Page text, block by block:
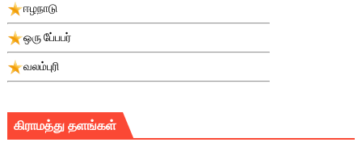
ஈழநாடு
ஒரு பே்பபர்
வலம்புரி
கிராமத்து தளங்கள்